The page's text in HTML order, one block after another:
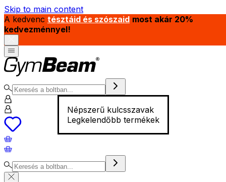
Skip to main content
A kedvenc tésztáid és szószaid most akár 20%
kedvezménnyel!
Népszerű kulcsszavak
Legkelendőbb termékek